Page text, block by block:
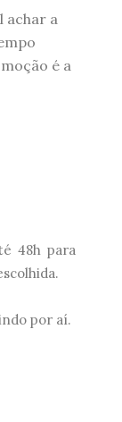
achar a
é a
48h para
por aí.